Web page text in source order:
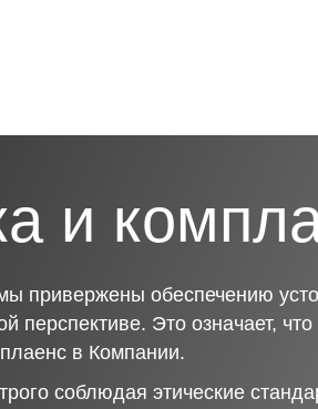
и
привержены обеспечению
перспективе. Это означает,
в Компании.
соблюдая этические